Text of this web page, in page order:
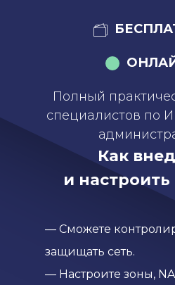
— Сможете
защищать сеть.
— Настроите зоны,
Полный
специалистов по
Как
и настроить